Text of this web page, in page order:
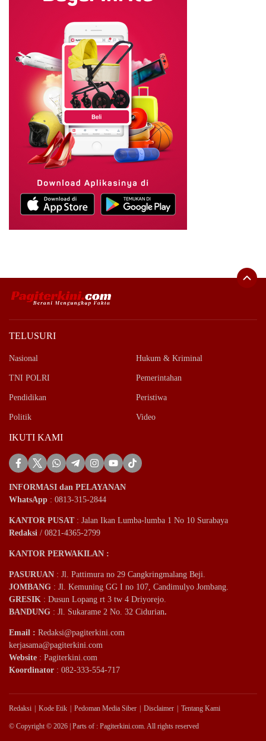
TELUSURI
Nasional Hukum & Kriminal
TNI POLRI Pemerintahan
Pendidikan Peristiwa
Politik Video
IKUTI KAMI
INFORMASI dan PELAYANAN
WhatsApp : 0813-315-2844
KANTOR PUSAT: Jalan Ikan Lumba-lumba 1 No 10 Surabaya
Redaksi / 0821-4365-2799
KANTOR PERWAKILAN :
PASURUAN : Jl. Pattimura no 29 Cangkringmalang Beji.
JOMBANG : Jl. Kemuning GG I no 107, Candimulyo Jombang.
GRESIK : Dusun Lopang rt 3 tw 4 Driyorejo.
BANDUNG : Jl. Sukarame 2 No. 32 Cidurian.
Email : Redaksi@pagiterkini.com
kerjasama@pagiterkini.com
Website : Pagiterkini.com
Koordinator : 082-333-554-717
Redaksi Kode Etik Pedoman Media Siber Disclaimer Tentang Kami
© Copyright © 2026 | Parts of : Pagiterkini.com. All rights reserved